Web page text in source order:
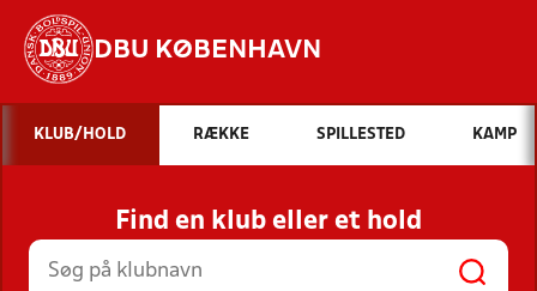
DBU KØBENHAVN
Hvad vil du søge efter?
INDHOLD OG NYHEDER
STILLINGER, RESULTATER, KLUBBER OG
HOLD
KLUB/HOLD RÆKKE SPILLESTED KAMP
Find en klub eller et hold